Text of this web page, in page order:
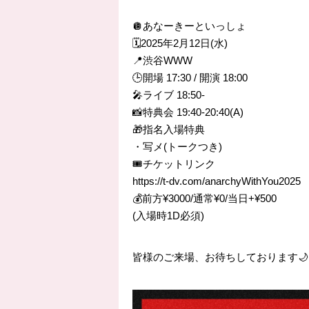
🪩あなーきーといっしょ
🗓️2025年2月12日(水)
📍渋谷WWW
🕒開場 17:30 / 開演 18:00
🎤ライブ 18:50-
📸特典会 19:40-20:40(A)
🎁指名入場特典
・写メ(トークつき)
🎟️チケットリンク
https://t-dv.com/anarchyWithYou2025
💰前方¥3000/通常¥0/当日+¥500
(入場時1D必須)
皆様のご来場、お待ちしております